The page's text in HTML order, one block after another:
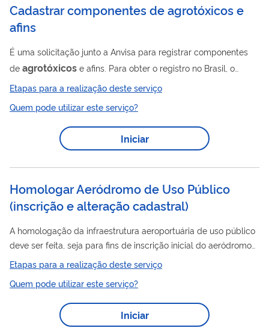
Cadastrar componentes de agrotóxicos e
afins
É uma solicitação junto a Anvisa para registrar componentes
de agrotóxicos e afins. Para obter o registro no Brasil, o
agrotóxico deve passar pela avaliação de três órgãos do
governo federal: Ministério da Agricultura, Pecuária e
Abastecimento (Mapa), Instituto Brasileiro do Meio Ambiente e
dos Recursos Naturais Renováveis (Ibama) e Anvisa. A Agência
avalia o quão tóxico é o produto para a população e em quais
Etapas para a realização deste serviço
Quem pode utilizar este serviço?
Iniciar
Homologar Aeródromo de Uso Público
(inscrição e alteração cadastral)
A homologação da infraestrutura aeroportuária de uso público
deve ser feita, seja para fins de inscrição inicial do aeródromo
no cadastro, abrindo-o ao tráfego aéreo, seja para
Construído o aeródromo ou, no caso de
fim da obra ou serviço de manutenção, o interessado deve
ingressar na Anac com solicitação de inscrição cadastral ou
Etapas para a realização deste serviço
Quem pode utilizar este serviço?
Iniciar